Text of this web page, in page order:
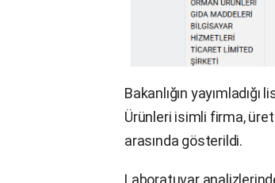
Bakanlığın
Ürünleri isimli firma,
arasında gösterildi.
Laboratuvar